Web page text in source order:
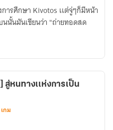
ารศึกษา Kivotos เเต่จู่ๆก็มีหน้า
นั้นมันเขียนว่า "ถ่ายทอดสด
หนทางเเห่งการเป็น
กม